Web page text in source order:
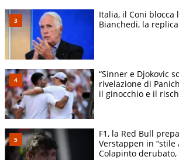
Italia, il Coni blocca
Bianchedi, la
“Sinner e Djokovic
rivelazione di
il ginocchio e il
F1, la Red Bull
Verstappen in “stile
Colapinto derubato,